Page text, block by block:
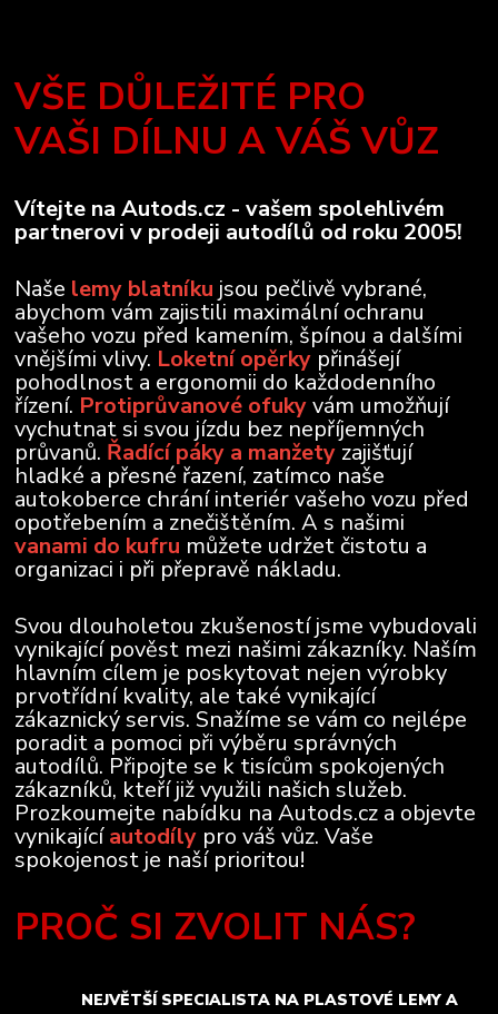
VŠE DŮLEŽITÉ PRO
VAŠI DÍLNU A VÁŠ VŮZ
Vítejte na Autods.cz - vašem spolehlivém
partnerovi v prodeji autodílů od roku 2005!
Naše lemy blatníku jsou pečlivě vybrané,
abychom vám zajistili maximální ochranu
vašeho vozu před kamením, špínou a dalšími
vnějšími vlivy. Loketní opěrky přinášejí
pohodlnost a ergonomii do každodenního
řízení. Protiprůvanové ofukyvám umožňují
vychutnat si svou jízdu bez nepříjemných
průvanů. Řadící páky a manžety zajišťují
hladké a přesné řazení, zatímco naše
autokoberce chrání interiér vašeho vozu před
opotřebením a znečištěním. A s našimi
vanami do kufru můžete udržet čistotu a
organizaci i při přepravě nákladu.
Svou dlouholetou zkušeností jsme vybudovali
vynikající pověst mezi našimi zákazníky. Naším
hlavním cílem je poskytovat nejen výrobky
prvotřídní kvality, ale také vynikající
zákaznický servis. Snažíme se vám co nejlépe
poradit a pomoci při výběru správných
autodílů. Připojte se k tisícům spokojených
zákazníků, kteří již využili našich služeb.
Prozkoumejte nabídku na Autods.cz a objevte
vynikajícíautodíly pro váš vůz. Vaše
spokojenost je naší prioritou!
PROČ SI ZVOLIT NÁS?
NEJVĚTŠÍ SPECIALISTA NA PLASTOVÉ LEMY A